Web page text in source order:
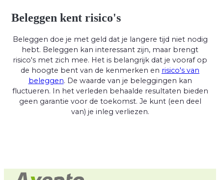
Beleggen kent risico's
Beleggen doe je met geld dat je langere tijd niet nodig
hebt. Beleggen kan interessant zijn, maar brengt
risico's met zich mee. Het is belangrijk dat je vooraf op
de hoogte bent van de kenmerken en risico's van
beleggen. De waarde van je beleggingen kan
fluctueren. In het verleden behaalde resultaten bieden
geen garantie voor de toekomst. Je kunt (een deel
van) je inleg verliezen.